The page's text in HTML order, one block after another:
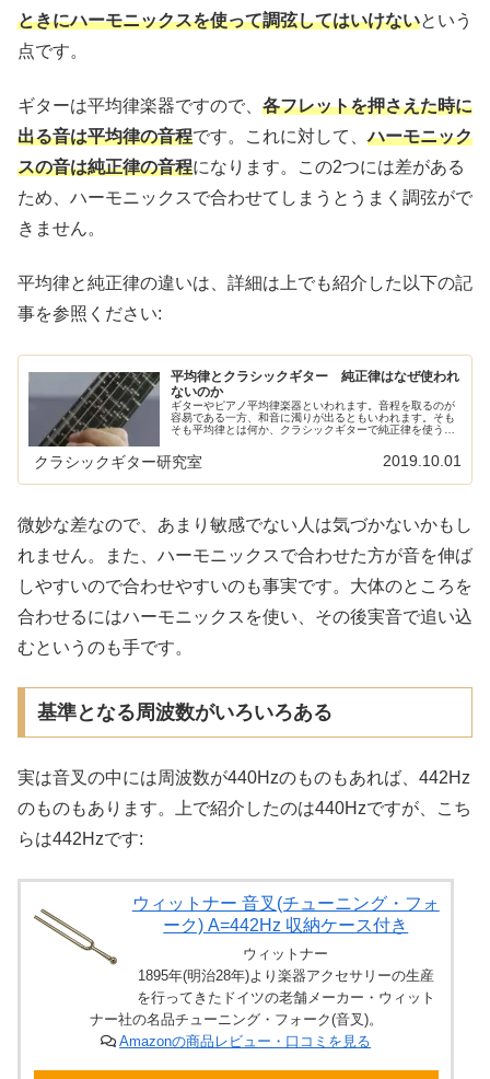
ときにハーモニックスを使って調弦してはいけないという
点です。
ギターは平均律楽器ですので、 各フレットを押さえた時に
出る音は平均律の音程です。これに対して、ハーモニック
スの音は純正律の音程になります。この2つには差がある
ため、ハーモニックスで合わせてしまうとうまく調弦がで
きません。
平均律と純正律の違いは、詳細は上でも紹介した以下の記
事を参照ください:
平均律とクラシックギター 純正律はなぜ使われ
ないのか
ギターやピアノ平均律楽器といわれます。音程を取るのが
容易である一方、和音に濁りが出るともいわれます。そも
そも平均律とは何か、クラシックギターで純正律を使う方
しく響く和音」とは？まず基礎知識...
クラシックギター研究室 2019.10.01
微妙な差なので、あまり敏感でない人は気づかないかもし
れません。また、ハーモニックスで合わせた方が音を伸ば
しやすいので合わせやすいのも事実です。大体のところを
合わせるにはハーモニックスを使い、その後実音で追い込
むというのも手です。
基準となる周波数がいろいろある
実は音叉の中には周波数が440Hzのものもあれば、442Hz
のものもあります。上で紹介したのは440Hzですが、こち
らは442Hzです:
ウィットナー 音叉(チューニング・フォ
ーク) A=442Hz 収納ケース付き
ウィットナー
1895年(明治28年)より楽器アクセサリーの生産
を行ってきたドイツの老舗メーカー・ウィット
ナー社の名品チューニング・フォーク(音叉)。
Amazonの商品レビュー・口コミを見る